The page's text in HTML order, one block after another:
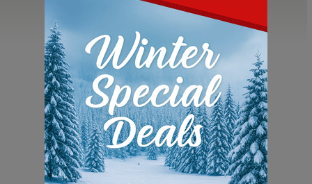
P13 Ankle Boot Montone